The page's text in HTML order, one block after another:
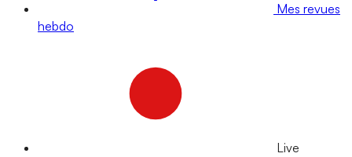
Mes revues
hebdo
Live